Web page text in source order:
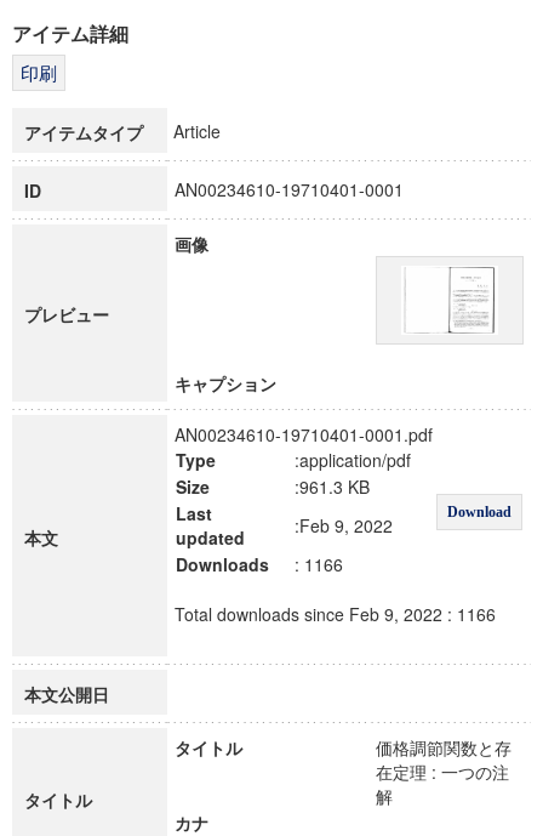
科学研究費補助金研究成果報告書
博士課程教育リーディングプログラム「超成熟社会発展のサ
アイテム詳細
アイテムタイプ Article
ID AN00234610-19710401-0001
プレビュー
画像
キャプション
本文
AN00234610-19710401-0001.pdf
Type
:application/pdf
Download
Size
:961.3 KB
Last
updated
:Feb 9, 2022
Downloads
: 1166
Total downloads since Feb 9, 2022 : 1166
本文公開日
タイトル
タイトル
価格調節関数と存
在定理 : 一つの注
解
カナ